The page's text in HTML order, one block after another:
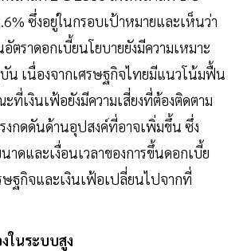
ซึ่งอยู่ในกรอบเป้าหมายและเห็นว่า
ตราดอกเบี้ยนโยบายยังมีความเหมาะ
น เนื่องจากเศรษฐกิจไทยมีแนวโน้มฟื้น
ที่เงินเฟ้อยังมีความเสี่ยงที่ต้องติดตาม
งกดดันด้านอุปสงค์ที่อาจเพิ่มขึ้น ซึ่ง
ดและเงื่อนเวลาของการขึ้นดอกเบี้ย
ฐกิจและเงินเฟ้อเปลี่ยนไปจากที่
ในระบบสูง